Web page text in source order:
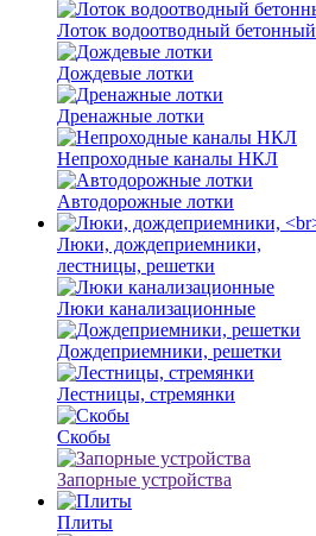
Лоток водоотводный бетонный
Дождевые лотки
Дренажные лотки
Непроходные каналы НКЛ
Автодорожные лотки
Люки, дождеприемники,
лестницы, решетки
Люки канализационные
Дождеприемники, решетки
Лестницы, стремянки
Скобы
Запорные устройства
Плиты